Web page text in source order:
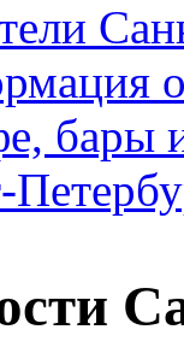
бары